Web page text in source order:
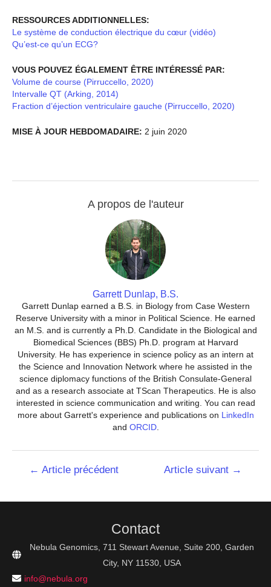
RESSOURCES ADDITIONNELLES:
Le système de conduction électrique du cœur (vidéo)
Qu’est-ce qu’un ECG?
VOUS POUVEZ ÉGALEMENT ÊTRE INTÉRESSÉ PAR:
Volume de course (Pirruccello, 2020)
Intervalle QT (Arking, 2014)
Fraction d’éjection ventriculaire gauche (Pirruccello, 2020)
MISE À JOUR HEBDOMADAIRE: 2 juin 2020
A propos de l'auteur
Garrett Dunlap, B.S.
Garrett Dunlap earned a B.S. in Biology from Case Western
Reserve University with a minor in Political Science. He earned
an M.S. and is currently a Ph.D. Candidate in the Biological and
Biomedical Sciences (BBS) Ph.D. program at Harvard
University. He has experience in science policy as an intern at
the Science and Innovation Network where he assisted in the
science diplomacy functions of the British Consulate-General
and as a research associate at TScan Therapeutics. He is also
interested in science communication and writing. You can read
more about Garrett's experience and publications on LinkedIn
and ORCID.
Navigation
← Article précédent Article suivant →
Contact
Nebula Genomics, 711 Stewart Avenue, Suite 200, Garden
City, NY 11530, USA
info@nebula.org